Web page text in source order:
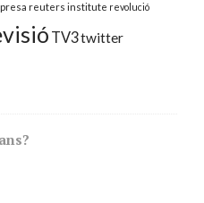
reuters institute revolució
TV3twitter